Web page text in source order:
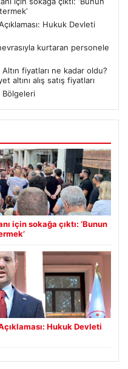
Hukuk Devleti
kurtaran personele
fiyatları ne kadar oldu?
altını alış satış fiyatları
Bölgeleri
için sokağa çıktı: ‘Bunun
Hukuk Devleti